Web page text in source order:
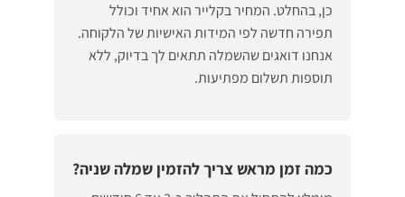
כן, בהחלט. המחיר בקלייר הוא אחיד וכולל
תפירה חדשה לפי המידות האישיות של הלקוחה.
אנחנו דואגים שהשמלה תתאים לך בדיוק, ללא
תוספות תשלום מפתיעות.
כמה זמן מראש צריך להזמין שמלה שניה?